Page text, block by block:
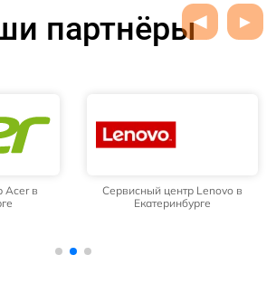
партнёры
Acer в
Сервисный центр Lenovo в
Екатеринбурге